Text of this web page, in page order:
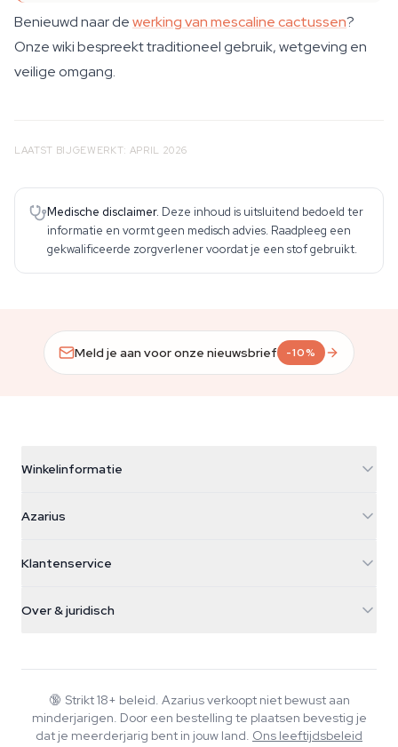
Benieuwd naar dewerking van mescaline cactussen?
Onze wiki bespreekt traditioneel gebruik, wetgeving en
veilige omgang.
LAATST BIJGEWERKT: APRIL 2026
Medische disclaimer. Deze inhoud is uitsluitend bedoeld ter
informatie en vormt geen medisch advies. Raadpleeg een
gekwalificeerde zorgverlener voordat je een stof gebruikt.
Meld je aan voor onze nieuwsbrief -10%
Winkelinformatie
Galvaniweg 11
Nederland
+31(0)204897914
Azarius
Smokeshop
Klantenservice
Retourbeleid
Veelgestelde vragen
Privacybeleid
Over & juridisch
Wiki
Muziek
🔞 Strikt 18+ beleid. Azarius verkoopt niet bewust aan
minderjarigen. Door een bestelling te plaatsen bevestig je
dat je meerderjarig bent in jouw land. Ons leeftijdsbeleid